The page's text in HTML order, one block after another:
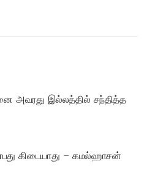
அவரது இல்லத்தில் சந்தித்த
கிடையாது – கமல்ஹாசன்